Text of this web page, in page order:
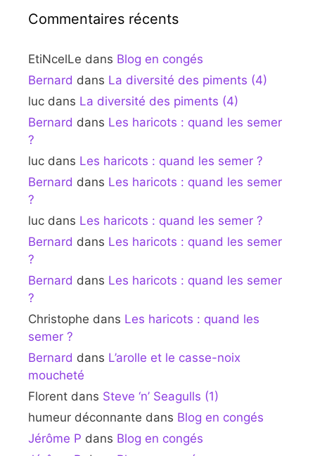
Commentaires récents
EtiNcelLe dans Blog en congés
Bernard dans La diversité des piments (4)
luc dans La diversité des piments (4)
Bernard dans Les haricots : quand les semer
?
luc dans Les haricots : quand les semer ?
Bernard dans Les haricots : quand les semer
?
luc dans Les haricots : quand les semer ?
Bernard dans Les haricots : quand les semer
?
Bernard dans Les haricots : quand les semer
?
Christophe dans Les haricots : quand les
semer ?
Bernard dans L’arolle et le casse-noix
moucheté
Florent dans Steve ‘n’ Seagulls (1)
humeur déconnante dans Blog en congés
Jérôme P dans Blog en congés